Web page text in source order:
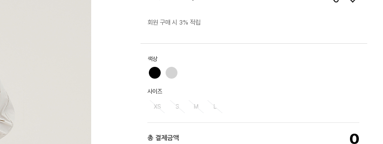
회원 구매 시 3% 적립
색상
사이즈
XS S M L
총 결제금액 0